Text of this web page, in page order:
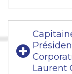
Laurent